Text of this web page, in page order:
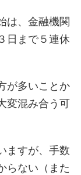
は、金融機関
日まで５連休
が多いことか
変混み合う可
ますが、手数
らない（また